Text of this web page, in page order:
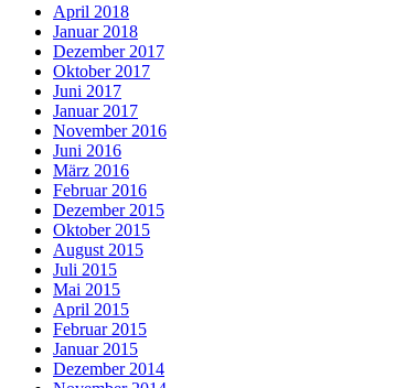
April 2018
Januar 2018
Dezember 2017
Oktober 2017
Juni 2017
Januar 2017
November 2016
Juni 2016
März 2016
Februar 2016
Dezember 2015
Oktober 2015
August 2015
Juli 2015
Mai 2015
April 2015
Februar 2015
Januar 2015
Dezember 2014